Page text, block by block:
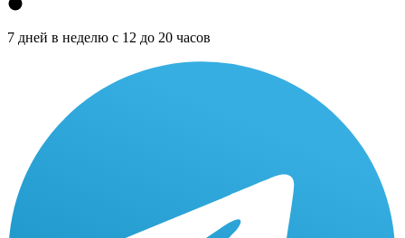
7 дней в неделю с 12 до 20 часов